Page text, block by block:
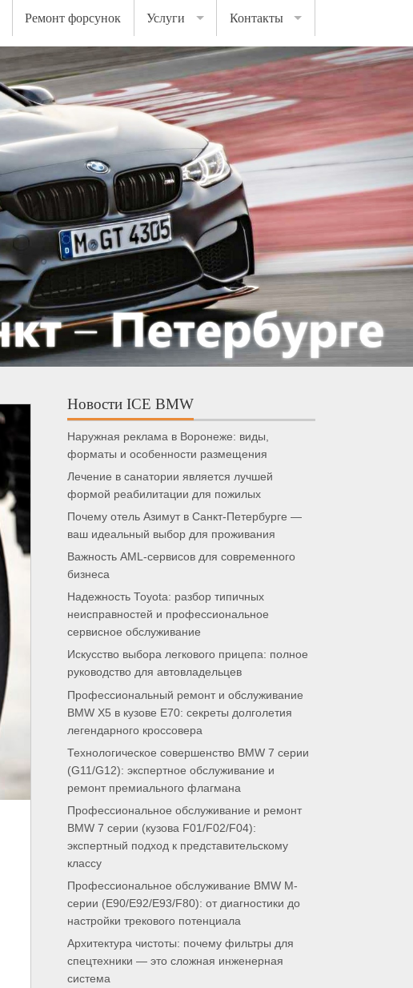
Ремонт форсунок Услуги Контакты
Новости ICE BMW
Наружная реклама в Воронеже: виды,
форматы и особенности размещения
Лечение в санатории является лучшей
формой реабилитации для пожилых
Почему отель Азимут в Санкт-Петербурге —
ваш идеальный выбор для проживания
Важность AML-сервисов для современного
бизнеса
Надежность Toyota: разбор типичных
неисправностей и профессиональное
сервисное обслуживание
Искусство выбора легкового прицепа: полное
руководство для автовладельцев
Профессиональный ремонт и обслуживание
BMW X5 в кузове E70: секреты долголетия
легендарного кроссовера
Технологическое совершенство BMW 7 серии
(G11/G12): экспертное обслуживание и
ремонт премиального флагмана
Профессиональное обслуживание и ремонт
BMW 7 серии (кузова F01/F02/F04):
экспертный подход к представительскому
классу
Профессиональное обслуживание BMW M-
серии (E90/E92/E93/F80): от диагностики до
настройки трекового потенциала
Архитектура чистоты: почему фильтры для
спецтехники — это сложная инженерная
система